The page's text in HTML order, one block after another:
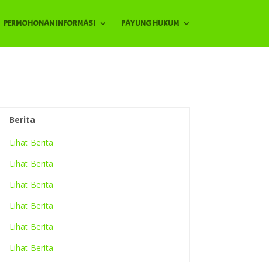
PERMOHONAN INFORMASI PAYUNG HUKUM
Berita
Lihat Berita
Lihat Berita
Lihat Berita
Lihat Berita
Lihat Berita
Lihat Berita